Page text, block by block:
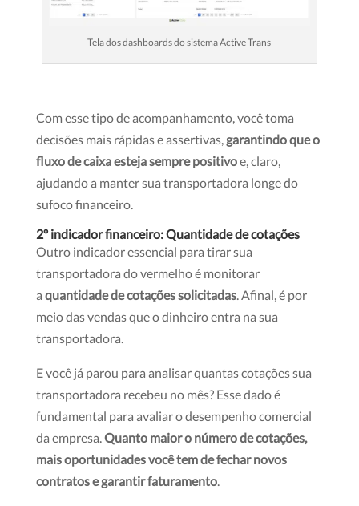
Tela dos dashboards do sistema Active Trans
Com esse tipo de acompanhamento, você toma
decisões mais rápidas e assertivas, garantindo que o
fluxo de caixa esteja sempre positivoe, claro,
ajudando a manter sua transportadora longe do
sufoco financeiro.
2º indicador financeiro: Quantidade de cotações
Outro indicador essencial para tirar sua
transportadora do vermelho é monitorar
a quantidade de cotações solicitadas. Afinal, é por
meio das vendas que o dinheiro entra na sua
transportadora.
E você já parou para analisar quantas cotações sua
transportadora recebeu no mês? Esse dado é
fundamental para avaliar o desempenho comercial
da empresa.Quanto maior o número de cotações,
mais oportunidades você tem de fechar novos
contratos e garantir faturamento.